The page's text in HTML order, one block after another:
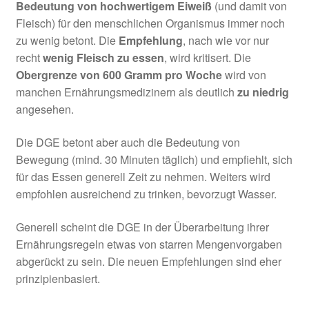
Bedeutung von hochwertigem Eiweiß (und damit von
Fleisch) für den menschlichen Organismus immer noch
zu wenig betont. Die Empfehlung, nach wie vor nur
rechtwenig Fleisch zu essen, wird kritisert. Die
Obergrenze von 600 Gramm pro Wochewird von
manchen Ernährungsmedizinern als deutlich zu niedrig
angesehen.
Die DGE betont aber auch die Bedeutung von
Bewegung (mind. 30 Minuten täglich) und empfiehlt, sich
für das Essen generell Zeit zu nehmen. Weiters wird
empfohlen ausreichend zu trinken, bevorzugt Wasser.
Generell scheint die DGE in der Überarbeitung ihrer
Ernährungsregeln etwas von starren Mengenvorgaben
abgerückt zu sein. Die neuen Empfehlungen sind eher
prinzipienbasiert.